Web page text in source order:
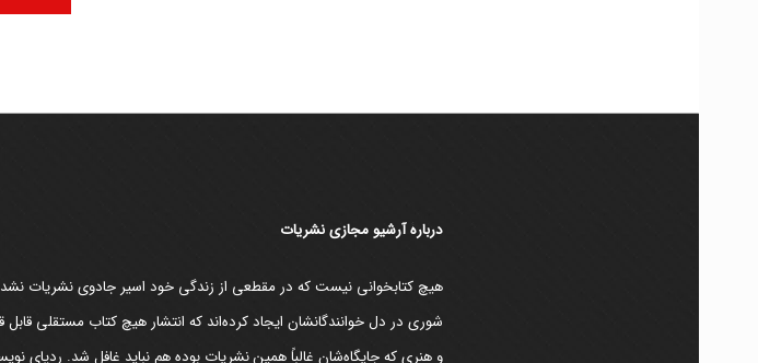
دربارۀ آرشیو مجازی نشریات
هیچ کتابخوانی نیست که در مقطعی از زندگی خود اسیر جادوی نشریات نشده
شوری در دل خوانندگانشان ایجاد کرده‌اند که انتشار هیچ کتاب مستقلی
و هنری که جایگاه‌شان غالباً همین نشریات بوده هم نباید غافل شد. ردپای